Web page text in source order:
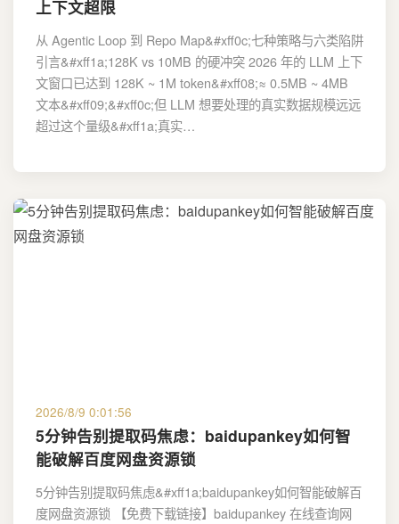
上下文超限
从 Agentic Loop 到 Repo Map&#xff0c;七种策略与六类陷阱
引言&#xff1a;128K vs 10MB 的硬冲突 2026 年的 LLM 上下
文窗口已达到 128K ~ 1M token&#xff08;≈ 0.5MB ~ 4MB
文本&#xff09;&#xff0c;但 LLM 想要处理的真实数据规模远远
超过这个量级&#xff1a;真实…
2026/8/9 0:01:56
5分钟告别提取码焦虑：baidupankey如何智
能破解百度网盘资源锁
5分钟告别提取码焦虑&#xff1a;baidupankey如何智能破解百
度网盘资源锁 【免费下载链接】baidupankey 在线查询网